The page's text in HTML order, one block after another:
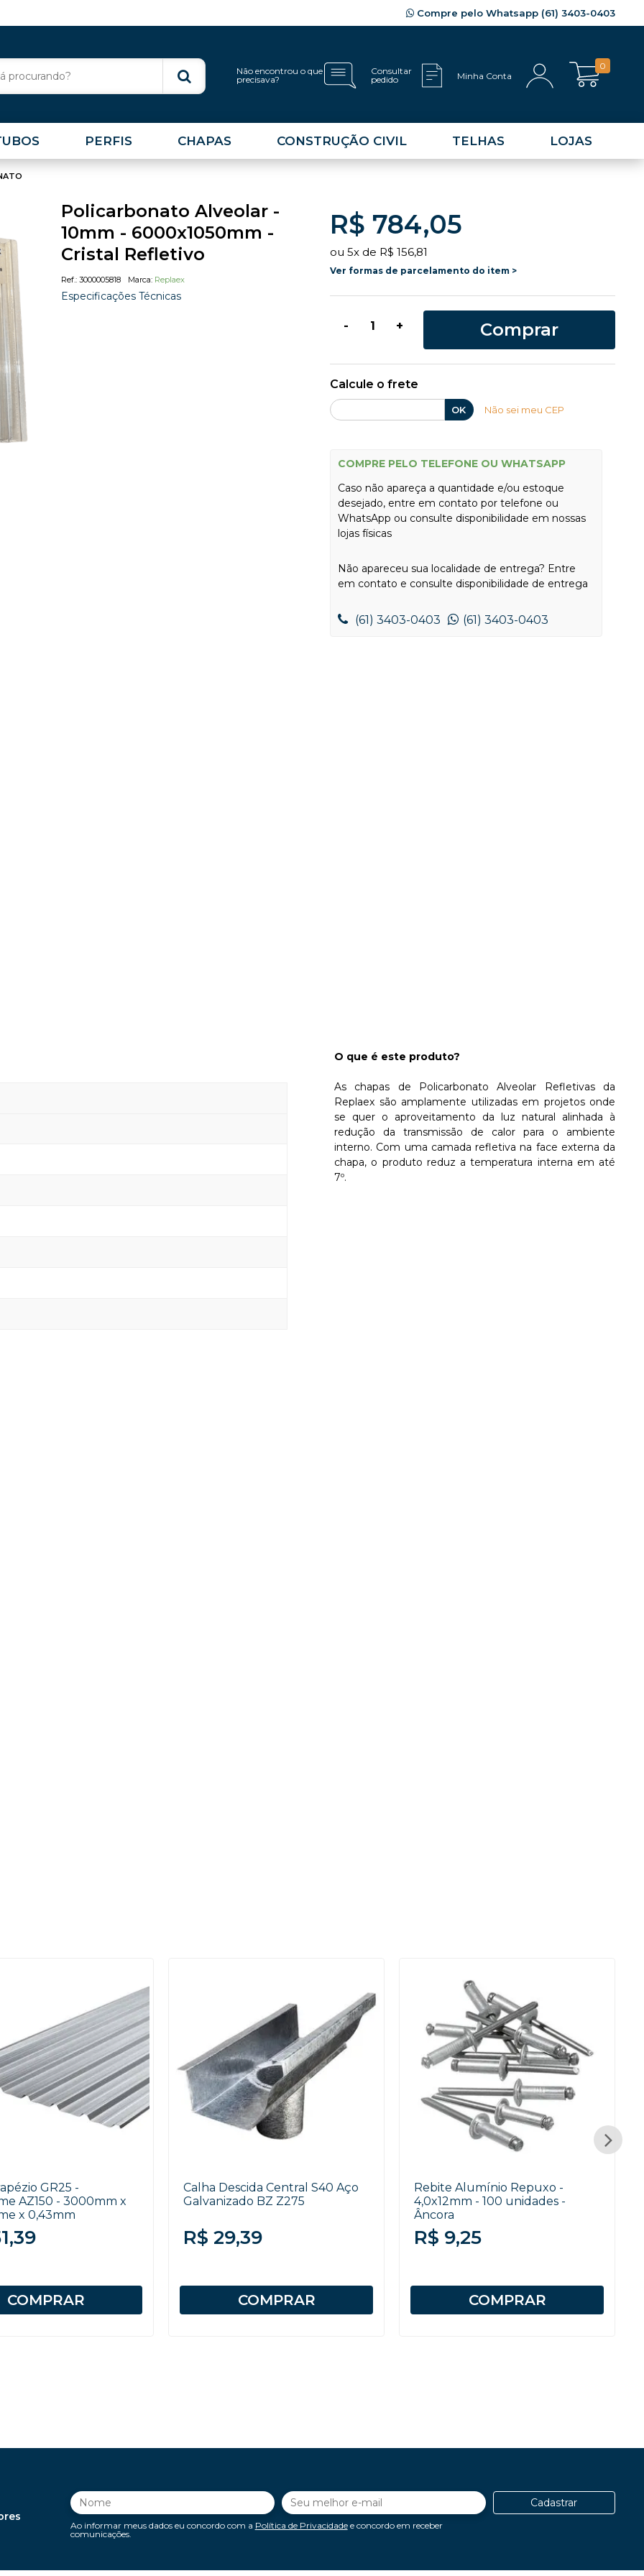
Compre pelo Whatsapp (61) 3403-0403
0
Minha Conta
Consultar
pedido
Não encontrou o que
precisava?
PERFIS CHAPAS CONSTRUÇÃO CIVIL TELHAS LOJAS
Policarbonato Alveolar -
10mm - 6000x1050mm -
Cristal Refletivo
3000005818 Replaex
Especificações Técnicas
R$ 784,05
ou 5xde R$ 156,81
Ver formas de parcelamento do item >
- + Comprar
Calcule o frete
OK Não sei meu CEP
COMPRE PELO TELEFONE OU WHATSAPP
Caso não apareça a quantidade e/ou estoque
desejado, entre em contato por telefone ou
WhatsApp ou consulte disponibilidade em nossas
lojas físicas
Não apareceu sua localidade de entrega? Entre
em contato e consulte disponibilidade de entrega
(61) 3403-0403 (61) 3403-0403
O que é este produto?
As chapas de Policarbonato Alveolar Refletivas da
Replaex são amplamente utilizadas em projetos onde
se quer o aproveitamento da luz natural alinhada à
redução da transmissão de calor para o ambiente
interno. Com uma camada refletiva na face externa da
chapa, o produto reduz a temperatura interna em até
7º.
GR25 -
AZ150 - 3000mm x
x 0,43mm
COMPRAR
Calha Descida Central S40 Aço
Galvanizado BZ Z275
R$ 29,39
COMPRAR
Rebite Alumínio Repuxo -
4,0x12mm - 100 unidades -
Âncora
R$ 9,25
COMPRAR
Ao informar meus dados eu concordo com a Política de Privacidadee concordo em receber
comunicações.
Cadastrar